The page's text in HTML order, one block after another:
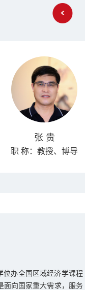
张 贵
职 称：教授、博导
位办全国区域经济学课程
面向国家重大需求，服务